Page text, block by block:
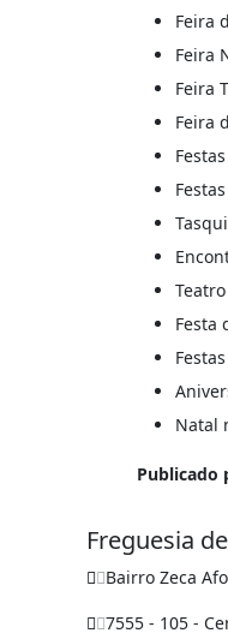
Feira
Feira
Feira
Feira
Festa
Natal
Publicado
Freguesia
Bairro Zeca
7555 - 105 -